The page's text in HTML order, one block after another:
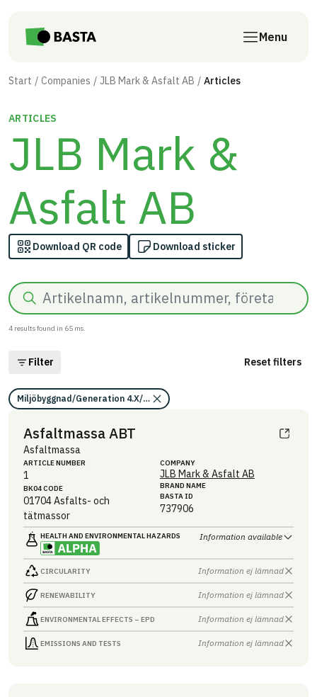
Menu
Start Companies JLB Mark & Asfalt AB Articles
ARTICLES
JLB Mark &
Asfalt AB
Download QR code Download sticker
Search
4 results found in 65 ms.
Filter Reset filters
Miljöbyggnad/Generation 4.X/Indikator 15/Loggbok med byggvaror/
Asfaltmassa ABT
Asfaltmassa
ARTICLE NUMBER
1
BK04 CODE
01704Asfalts- och
tätmassor
COMPANY
JLB Mark & Asfalt AB
BRAND NAME
BASTA ID
737906
HEALTH AND ENVIRONMENTAL HAZARDS Information available
CIRCULARITY Information ej lämnad
RENEWABILITY Information ej lämnad
ENVIRONMENTAL EFFECTS – EPD Information ej lämnad
EMISSIONS AND TESTS Information ej lämnad